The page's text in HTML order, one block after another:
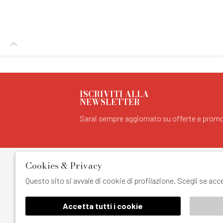
ISCRIVITI ALLA
NEWSLETTER
Sarai sempre aggiornato su offerte e
Privacy
Condizioni Di
Vendita
Contatti
Cookies & Privacy
Questo sito si avvale di cookie di profilazione. Scegli se
Accetta tutti i cookie